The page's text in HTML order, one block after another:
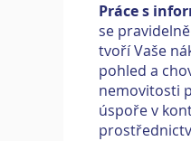
Práce s
se
tvoří Vaše
pohled a
nemovitosti
úspoře v